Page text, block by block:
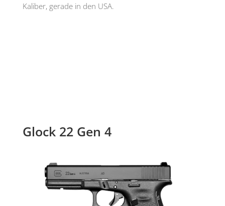
Kaliber, gerade in den USA.
Glock 22 Gen 4